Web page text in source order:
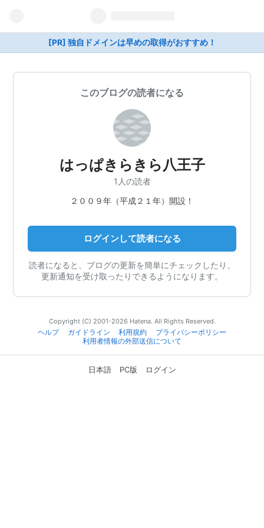
[PR] 独自ドメインは早めの取得がおすすめ！
このブログの読者になる
はっぱきらきら八王子
1人の読者
２００９年（平成２１年）開設！
ログインして読者になる
読者になると、ブログの更新を簡単にチェックしたり、
更新通知を受け取ったりできるようになります。
Copyright (C) 2001-2026 Hatena. All Rights Reserved.
ヘルプ
ガイドライン 利用規約
プライバシーポリシー
利用者情報の外部送信について
日本語 PC版 ログイン